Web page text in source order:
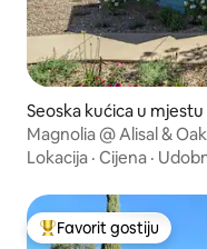
Seoska kućica u mjestu
Magnolia @ Alisal &
Lokacija · Cijena ·
Glavni favorit gostiju
Favorit gostiju